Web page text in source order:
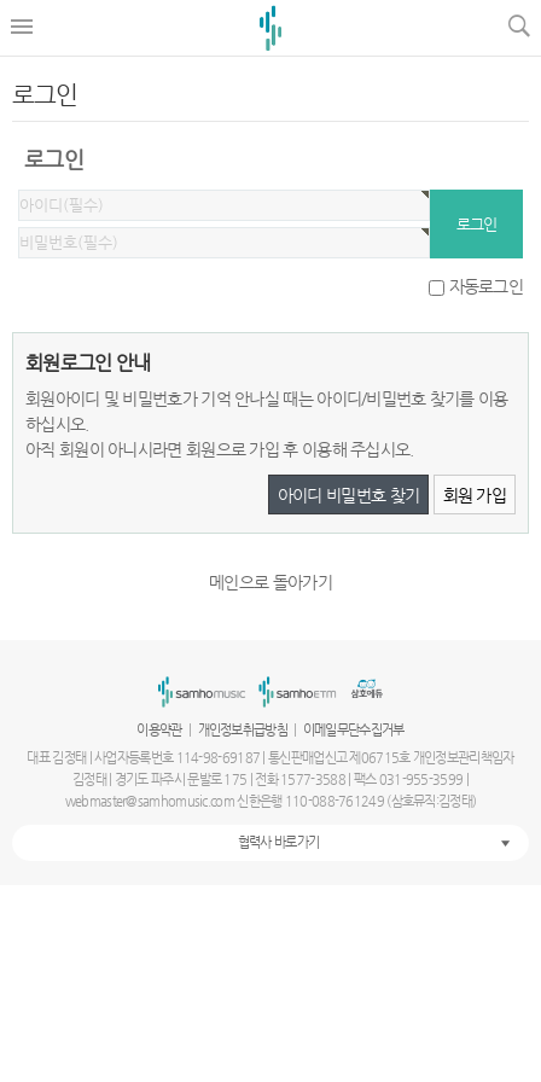
로그인
로그인
자동로그인
회원로그인 안내
회원아이디 및 비밀번호가 기억 안나실 때는 아이디/비밀번호 찾기를 이용
하십시오.
아직 회원이 아니시라면 회원으로 가입 후 이용해 주십시오.
아이디 비밀번호 찾기 회원 가입
메인으로 돌아가기
이용약관 개인정보취급방침
이메일무단수집거부
대표 김정태 | 사업자등록번호 114-98-69187 | 통신판매업신고 제06715호 개인정보관리책임자
김정태 | 경기도 파주시 문발로 175 | 전화 1577-3588 | 팩스 031-955-3599 |
webmaster@samhomusic.com 신한은행 110-088-761249 (삼호뮤직:김정태)
협력사 바로가기